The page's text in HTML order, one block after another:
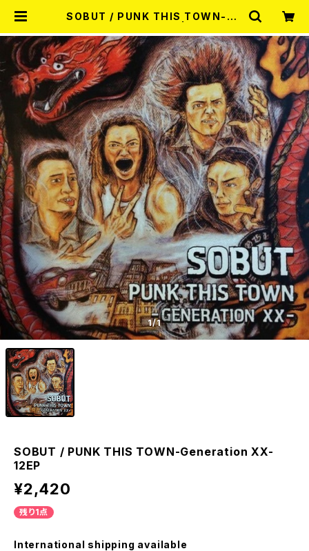
SOBUT / PUNK THIS TOWN-Ge
SHOP MISERY
1/1
SOBUT / PUNK THIS TOWN-Generation XX-
12EP
¥2,420
残り1点
International shipping available